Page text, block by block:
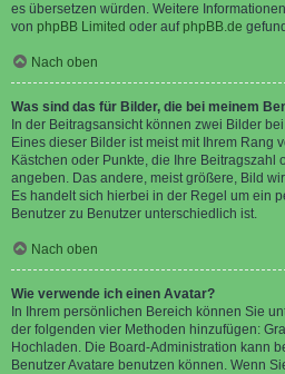
es übersetzen würden. Weitere
von phpBB Limited oder aufphpBB.de
Nach oben
Was sind das für Bilder, die bei meinem
In der Beitragsansicht können zwei Bilder
Eines dieser Bilder ist meist mit Ihrem Rang
Kästchen oder Punkte, die Ihre Beitragszahl
angeben. Das andere, meist größere, Bild
Es handelt sich hierbei in der Regel um ein
Benutzer zu Benutzer unterschiedlich ist.
Nach oben
Wie verwende ich einen Avatar?
In Ihrem persönlichen Bereich können Sie
der folgenden vier Methoden hinzufügen:
Hochladen. Die Board-Administration kann
Benutzer Avatare benutzen können. Wenn